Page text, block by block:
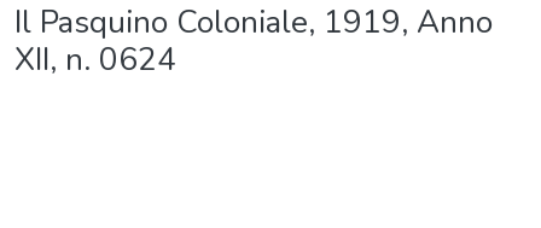
Digital
Il Pasquino Coloniale, 1919, Anno
XII, n. 0624